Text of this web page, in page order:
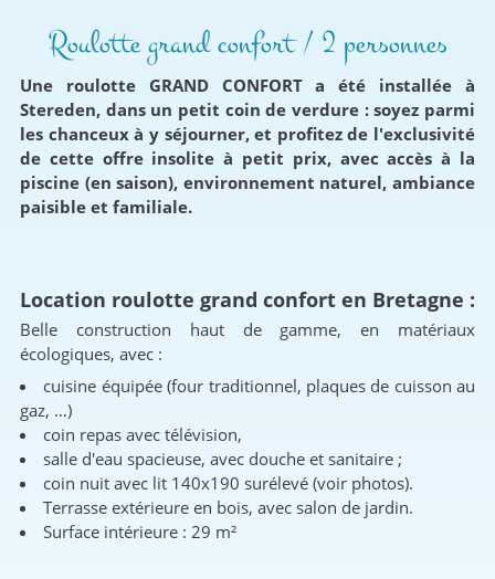
Roulotte grand confort / 2 personnes
Une roulotte GRAND CONFORT a été installée à
Stereden, dans un petit coin de verdure : soyez parmi
les chanceux à y séjourner, et profitez de l'exclusivité
de cette offre insolite à petit prix, avec accès à la
piscine (en saison), environnement naturel, ambiance
paisible et familiale.
Location roulotte grand confort en Bretagne :
Belle construction haut de gamme, en matériaux
écologiques, avec :
cuisine équipée (four traditionnel, plaques de cuisson au
gaz, …)
coin repas avec télévision,
salle d'eau spacieuse, avec douche et sanitaire ;
coin nuit avec lit 140x190 surélevé (voir photos).
Terrasse extérieure en bois, avec salon de jardin.
Surface intérieure : 29 m²